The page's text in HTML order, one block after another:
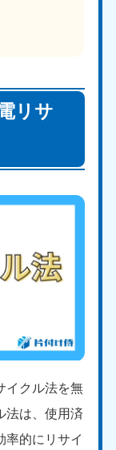
リサ
イクル法を無
法は、使用済
率的にリサイ